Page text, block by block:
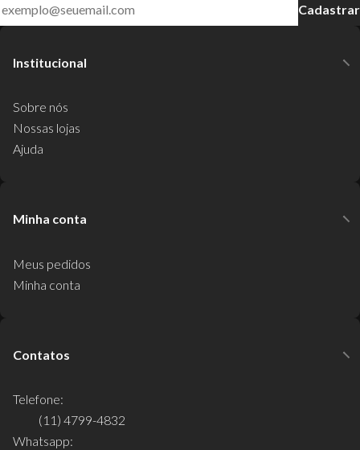
Cadastrar
Institucional
Sobre nós
Nossas lojas
Ajuda
Minha conta
Meus pedidos
Minha conta
Contatos
Telefone:
(11) 4799-4832
Whatsapp: